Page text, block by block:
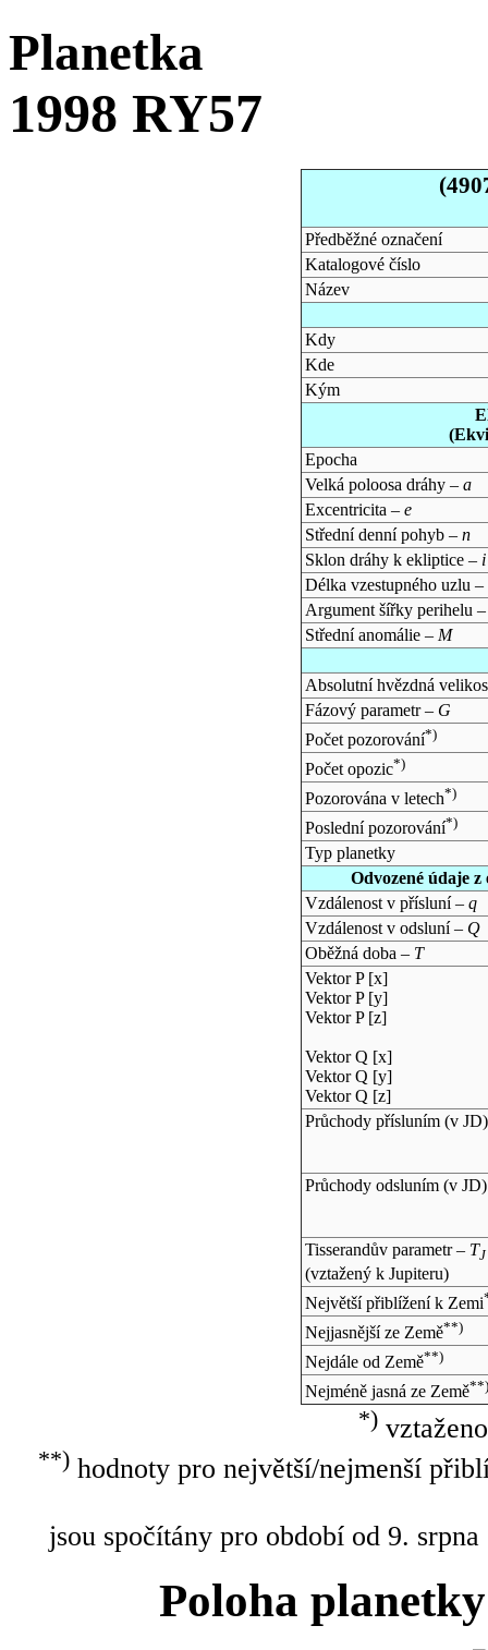
Planetka
1998 RY57
Předběžné označení
Katalogové číslo
Název
Kdy
Kde
Kým
Epocha
Velká poloosa dráhy – a
Excentricita – e
Střední denní pohyb – n
Sklon dráhy k ekliptice – i
Délka vzestupného uzlu –
Argument šířky perihelu
Střední anomálie – M
Absolutní hvězdná
Fázový parametr – G
Počet pozorování*)
Počet opozic*)
Pozorována v letech*)
Poslední pozorování*)
Typ planetky
Odvozené údaje
Vzdálenost v přísluní – q
Vzdálenost v odsluní – Q
Oběžná doba – T
Vektor P [x]
Vektor P [y]
Vektor P [z]
Vektor Q [x]
Vektor Q [y]
Vektor Q [z]
Průchody přísluním (v JD)
Průchody odsluním (v JD)
Tisserandův parametr – TJ
(vztažený k Jupiteru)
Největší přiblížení k Zemi
Nejjasnější ze Země**)
Nejdále od Země**)
Nejméně jasná ze Země**)
*)
**)hodnoty pro největší/nejmenší
jsou spočítány pro období od 9.
Poloha